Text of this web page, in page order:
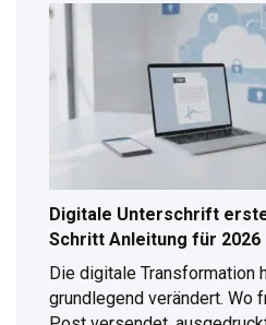
Digitale Unterschrift
Schritt Anleitung für 2026
Die digitale Transformation
grundlegend verändert. Wo